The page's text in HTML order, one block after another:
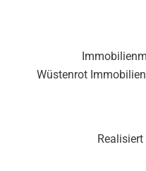
Wüstenrot
Realisiert